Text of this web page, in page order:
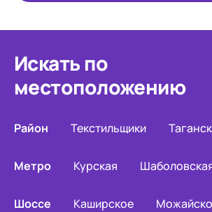
Искать по
местоположению
Район Текстильщики
Метро Курская
Шоссе Каширское